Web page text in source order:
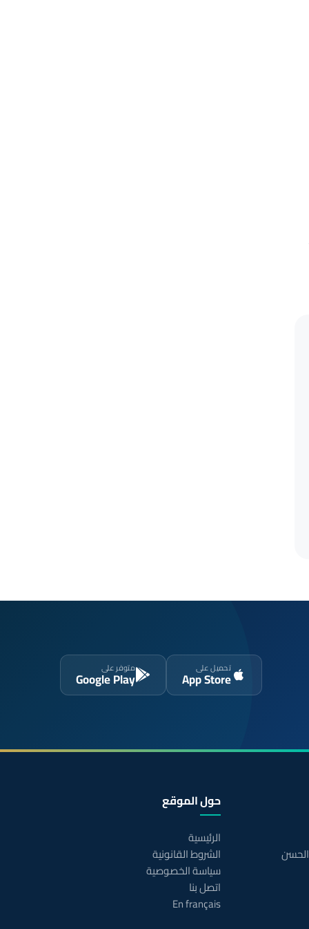
تحميل على
App Store
متوفر على
Google Play
حول الموقع
الرئيسية
الشروط القانونية
سياسة الخصوصية
اتصل بنا
En français